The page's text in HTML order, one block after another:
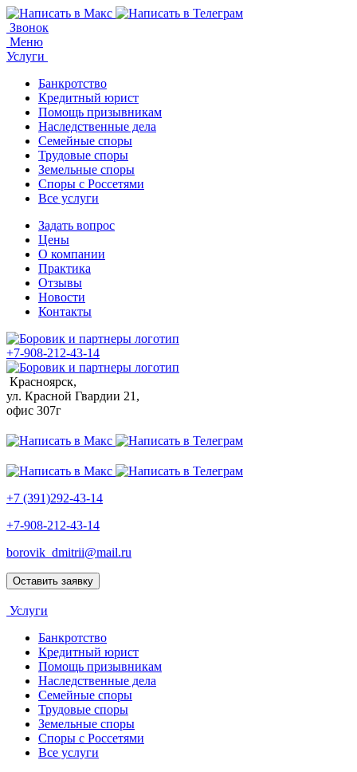
Звонок
Меню
Услуги
Банкротство
Кредитный юрист
Помощь призывникам
Наследственные дела
Семейные споры
Трудовые споры
Земельные споры
Споры с Россетями
Все услуги
Задать вопрос
Цены
О компании
Практика
Отзывы
Новости
Контакты
+7-908-212-43-14
Красноярск,
ул. Красной Гвардии 21,
офис 307г
+7 (391)292-43-14
+7-908-212-43-14
borovik_dmitrii@mail.ru
Оставить заявку
Услуги
Банкротство
Кредитный юрист
Помощь призывникам
Наследственные дела
Семейные споры
Трудовые споры
Земельные споры
Споры с Россетями
Все услуги